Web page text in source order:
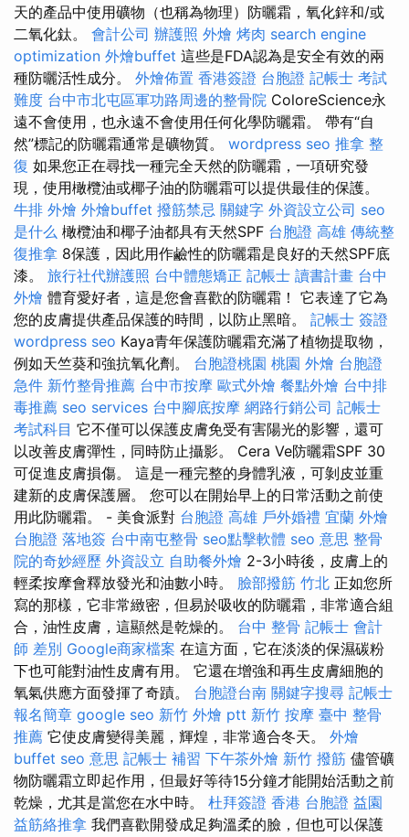
天的產品中使用礦物（也稱為物理）防曬霜，氧化鋅和/或
二氧化鈦。 會計公司 辦護照 外燴 烤肉 search engine
optimization 外燴buffet 這些是FDA認為是安全有效的兩
種防曬活性成分。 外燴佈置 香港簽證 台胞證 記帳士 考試
難度 台中市北屯區軍功路周邊的整骨院 ColoreScience永
遠不會使用，也永遠不會使用任何化學防曬霜。 帶有“自
然”標記的防曬霜通常是礦物質。 wordpress seo 推拿 整
復 如果您正在尋找一種完全天然的防曬霜，一項研究發
現，使用橄欖油或椰子油的防曬霜可以提供最佳的保護。
牛排 外燴 外燴buffet 撥筋禁忌 關鍵字 外資設立公司 seo
是什么 橄欖油和椰子油都具有天然SPF 台胞證 高雄 傳統整
復推拿 8保護，因此用作鹼性的防曬霜是良好的天然SPF底
漆。 旅行社代辦護照 台中體態矯正 記帳士 讀書計畫 台中
外燴 體育愛好者，這是您會喜歡的防曬霜！ 它表達了它為
您的皮膚提供產品保護的時間，以防止黑暗。 記帳士 簽證
wordpress seo Kaya青年保護防曬霜充滿了植物提取物，
例如天竺葵和強抗氧化劑。 台胞證桃園 桃園 外燴 台胞證
急件 新竹整骨推薦 台中市按摩 歐式外燴 餐點外燴 台中排
毒推薦 seo services 台中腳底按摩 網路行銷公司 記帳士
考試科目 它不僅可以保護皮膚免受有害陽光的影響，還可
以改善皮膚彈性，同時防止攝影。 Cera Ve防曬霜SPF 30
可促進皮膚損傷。 這是一種完整的身體乳液，可剝皮並重
建新的皮膚保護層。 您可以在開始早上的日常活動之前使
用此防曬霜。 - 美食派對 台胞證 高雄 戶外婚禮 宜蘭 外燴
台胞證 落地簽 台中南屯整骨 seo點擊軟體 seo 意思 整骨
院的奇妙經歷 外資設立 自助餐外燴 2-3小時後，皮膚上的
輕柔按摩會釋放發光和油數小時。 臉部撥筋 竹北 正如您所
寫的那樣，它非常緻密，但易於吸收的防曬霜，非常適合組
合，油性皮膚，這顯然是乾燥的。 台中 整骨 記帳士 會計
師 差別 Google商家檔案 在這方面，它在淡淡的保濕碳粉
下也可能對油性皮膚有用。 它還在增強和再生皮膚細胞的
氧氣供應方面發揮了奇蹟。 台胞證台南 關鍵字搜尋 記帳士
報名簡章 google seo 新竹 外燴 ptt 新竹 按摩 臺中 整骨
推薦 它使皮膚變得美麗，輝煌，非常適合冬天。 外燴
buffet seo 意思 記帳士 補習 下午茶外燴 新竹 撥筋 儘管礦
物防曬霜立即起作用，但最好等待15分鐘才能開始活動之前
乾燥，尤其是當您在水中時。 杜拜簽證 香港 台胞證 益園
益筋絡推拿 我們喜歡開發成足夠溫柔的臉，但也可以保護